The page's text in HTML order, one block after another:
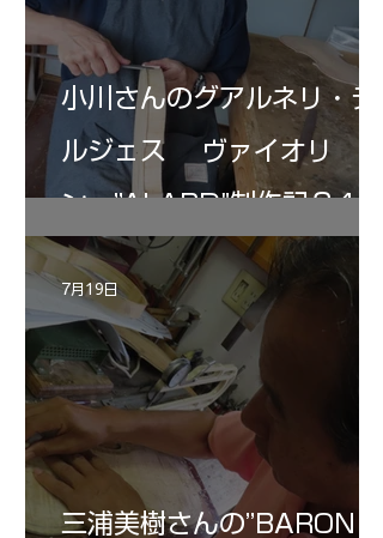
小川さんのグアルネリ・デ
ルジェス ヴァイオリ
ン ”ALARD"制作記３4
三浦美樹さんの”BARON・
7月19日